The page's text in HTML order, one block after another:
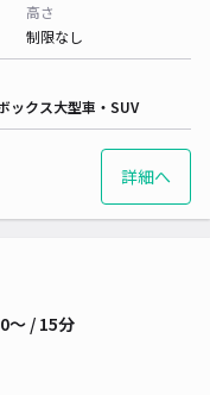
高さ
制限なし
ックス大型車・SUV
詳細へ
〜 / 15分